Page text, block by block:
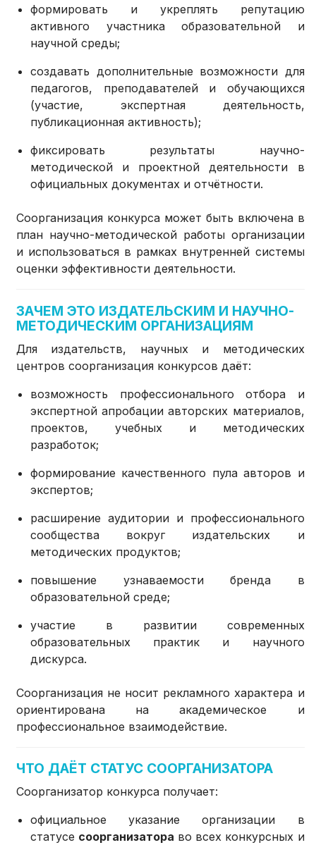
формировать и укреплять репутацию
активного участника образовательной и
научной среды;
создавать дополнительные возможности для
педагогов, преподавателей и обучающихся
(участие, экспертная деятельность,
публикационная активность);
фиксировать результаты научно-
методической и проектной деятельности в
официальных документах и отчётности.
Соорганизация конкурса может быть включена в
план научно-методической работы организации
и использоваться в рамках внутренней системы
оценки эффективности деятельности.
ЗАЧЕМ ЭТО ИЗДАТЕЛЬСКИМ И НАУЧНО-
МЕТОДИЧЕСКИМ ОРГАНИЗАЦИЯМ
Для издательств, научных и методических
центров соорганизация конкурсов даёт:
возможность профессионального отбора и
экспертной апробации авторских материалов,
проектов, учебных и методических
разработок;
формирование качественного пула авторов и
экспертов;
расширение аудитории и профессионального
сообщества вокруг издательских и
методических продуктов;
повышение узнаваемости бренда в
образовательной среде;
участие в развитии современных
образовательных практик и научного
дискурса.
Соорганизация не носит рекламного характера и
ориентирована на академическое и
профессиональное взаимодействие.
ЧТО ДАЁТ СТАТУС СООРГАНИЗАТОРА
Соорганизатор конкурса получает:
официальное указание организации в
статусе соорганизатора во всех конкурсных и